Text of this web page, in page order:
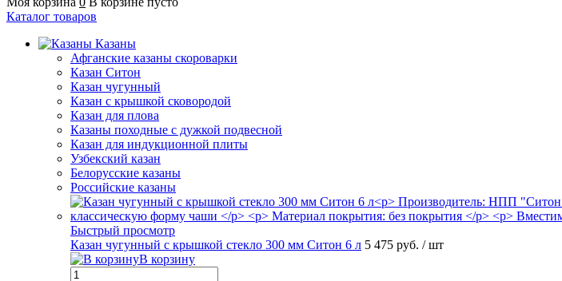
Каталог товаров
Казаны
Афганские казаны скороварки
Казан Ситон
Казан чугунный
Казан с крышкой сковородой
Казан для плова
Казаны походные с дужкой подвесной
Казан для индукционной плиты
Узбекский казан
Белорусские казаны
Российские казаны
Быстрый просмотр
Казан чугунный с крышкой стекло 300 мм Ситон 6 л 5 475 руб. / шт
В корзину